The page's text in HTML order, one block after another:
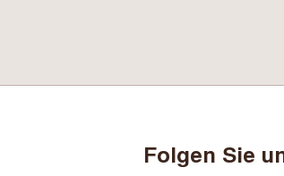
Folgen Sie